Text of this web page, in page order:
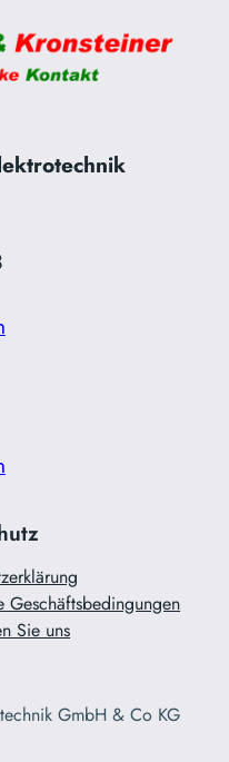
Geschäftsbedingungen
Sie uns
GmbH & Co KG